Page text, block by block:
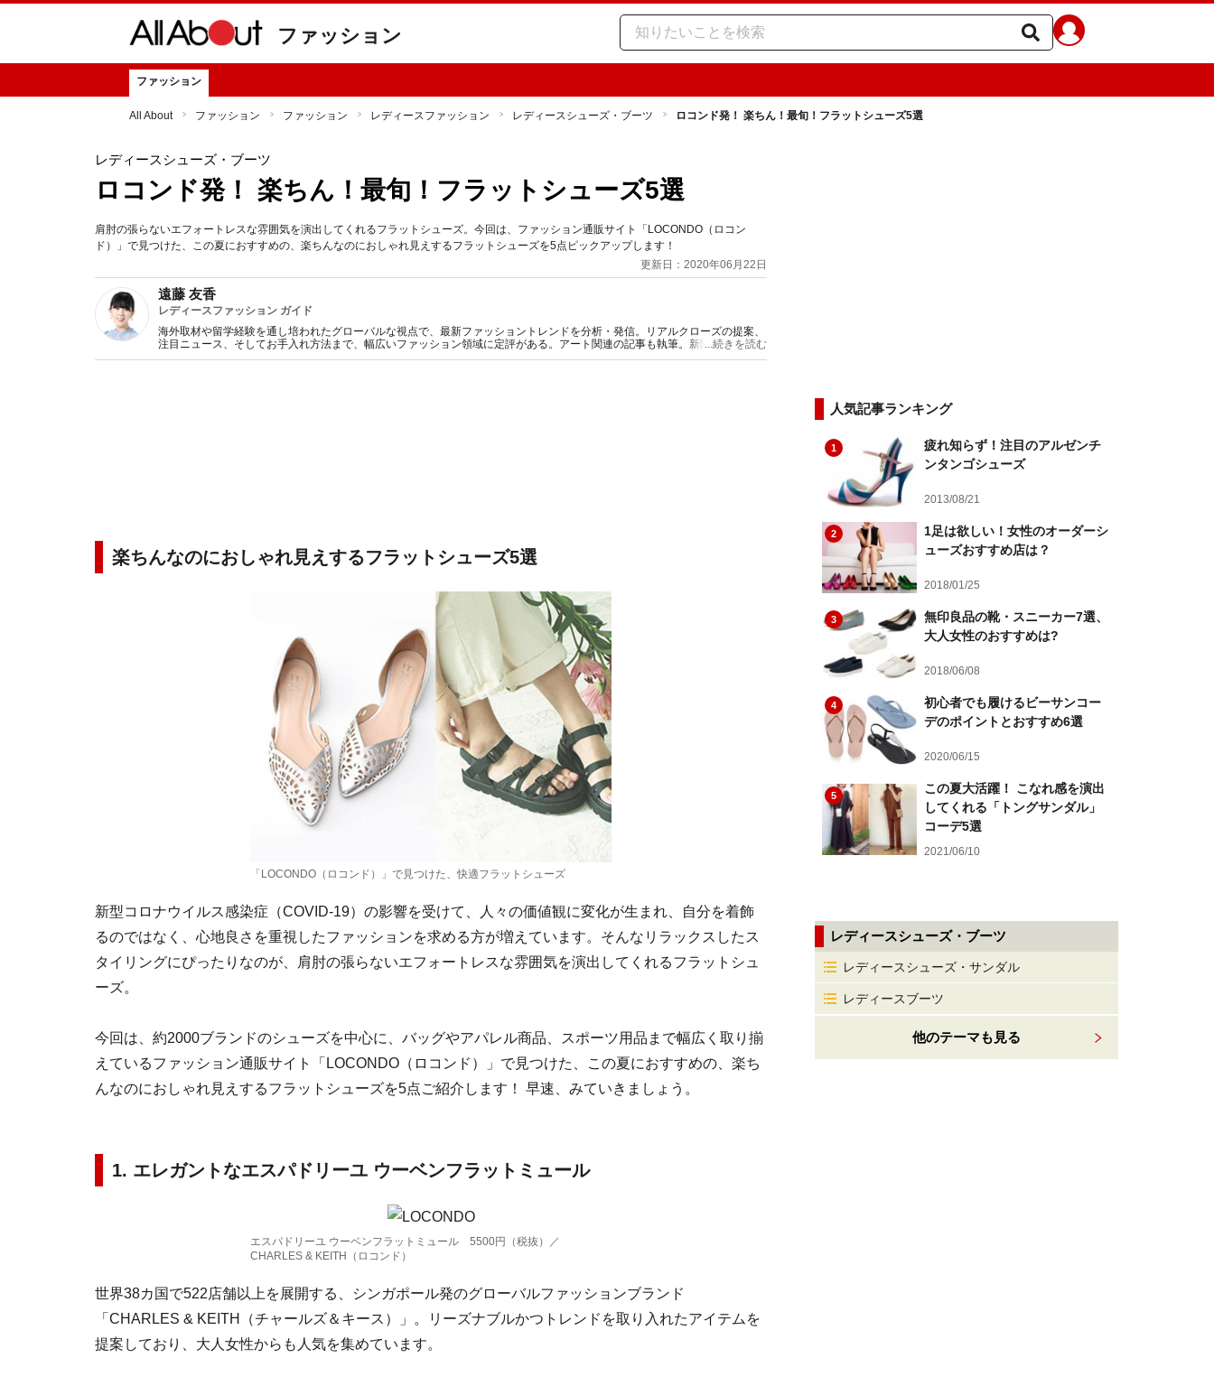
ファッション
ファッション
All About ファッション ファッション レディースファッション レディースシューズ・ブーツ ロコンド発！ 楽ちん！最旬！フラットシューズ5選
レディースシューズ・ブーツ
ロコンド発！ 楽ちん！最旬！フラットシューズ5選
肩肘の張らないエフォートレスな雰囲気を演出してくれるフラットシューズ。今回は、ファッション通販サイト「LOCONDO（ロコン
ド）」で見つけた、この夏におすすめの、楽ちんなのにおしゃれ見えするフラットシューズを5点ピックアップします！
更新日：2020年06月22日
遠藤 友香
レディースファッション ガイド
海外取材や留学経験を通し培われたグローバルな視点で、最新ファッショントレンドを分析・発信。リアルクローズの提案、
注目ニュース、そしてお手入れ方法まで、幅広いファッション領域に定評がある。アート関連の記事も執筆。新聞、TV、ラ
ジオ、雑誌、WEB、スマホサイト等で活躍。
...続きを読む
楽ちんなのにおしゃれ見えするフラットシューズ5選
「LOCONDO（ロコンド）」で見つけた、快適フラットシューズ
新型コロナウイルス感染症（COVID-19）の影響を受けて、人々の価値観に変化が生まれ、自分を着飾
るのではなく、心地良さを重視したファッションを求める方が増えています。そんなリラックスしたス
タイリングにぴったりなのが、肩肘の張らないエフォートレスな雰囲気を演出してくれるフラットシュ
ーズ。
今回は、約2000ブランドのシューズを中心に、バッグやアパレル商品、スポーツ用品まで幅広く取り揃
えているファッション通販サイト「LOCONDO（ロコンド）」で見つけた、この夏におすすめの、楽ち
んなのにおしゃれ見えするフラットシューズを5点ご紹介します！ 早速、みていきましょう。
1. エレガントなエスパドリーユ ウーベンフラットミュール
エスパドリーユ ウーベンフラットミュール 5500円（税抜）／
CHARLES & KEITH（ロコンド）
世界38カ国で522店舗以上を展開する、シンガポール発のグローバルファッションブランド
「CHARLES & KEITH（チャールズ＆キース）」。リーズナブルかつトレンドを取り入れたアイテムを
提案しており、大人女性からも人気を集めています。
人気記事ランキング
1
疲れ知らず！注目のアルゼンチ
ンタンゴシューズ
2013/08/21
2
1足は欲しい！女性のオーダーシ
ューズおすすめ店は？
2018/01/25
3
無印良品の靴・スニーカー7選、
大人女性のおすすめは?
2018/06/08
4
初心者でも履けるビーサンコー
デのポイントとおすすめ6選
2020/06/15
5
この夏大活躍！ こなれ感を演出
してくれる「トングサンダル」
コーデ5選
2021/06/10
レディースシューズ・ブーツ
レディースシューズ・サンダル
レディースブーツ
他のテーマも見る